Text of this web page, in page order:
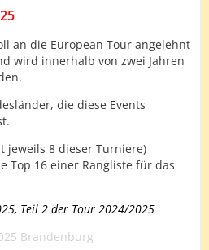
an die European Tour angelehnt
wird innerhalb von zwei Jahren
die diese Events
jeweils 8 dieser Turniere)
Top 16 einer Rangliste für das
Teil 2 der Tour 2024/2025
Brandenburg